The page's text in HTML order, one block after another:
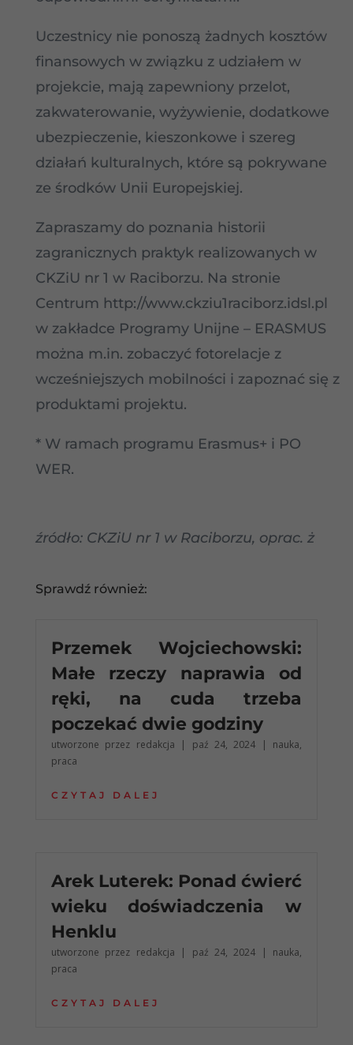
Uczestnicy nie ponoszą żadnych kosztów
finansowych w związku z udziałem w
projekcie, mają zapewniony przelot,
zakwaterowanie, wyżywienie, dodatkowe
ubezpieczenie, kieszonkowe i szereg
działań kulturalnych, które są pokrywane
ze środków Unii Europejskiej.
Zapraszamy do poznania historii
zagranicznych praktyk realizowanych w
CKZiU nr 1 w Raciborzu. Na stronie
Centrum http://www.ckziu1raciborz.idsl.pl
w zakładce Programy Unijne – ERASMUS
można m.in. zobaczyć fotorelacje z
wcześniejszych mobilności i zapoznać się z
produktami projektu.
* W ramach programu Erasmus+ i PO
WER.
źródło: CKZiU nr 1 w Raciborzu, oprac. ż
Sprawdź również:
Przemek Wojciechowski:
Małe rzeczy naprawia od
ręki, na cuda trzeba
poczekać dwie godziny
utworzone przez redakcja | paź 24, 2024 | nauka,
praca
CZYTAJ DALEJ
Arek Luterek: Ponad ćwierć
wieku doświadczenia w
Henklu
utworzone przez redakcja | paź 24, 2024 | nauka,
praca
CZYTAJ DALEJ